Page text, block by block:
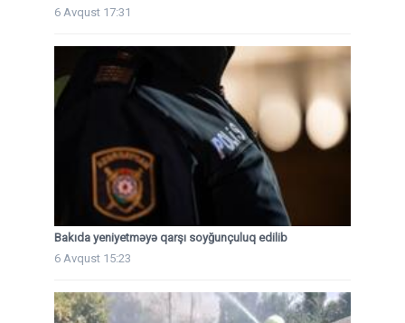
6 Avqust 17:31
Bakıda yeniyetməyə qarşı soyğunçuluq edilib
6 Avqust 15:23